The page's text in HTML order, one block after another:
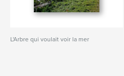
L'Arbre qui voulait voir la mer